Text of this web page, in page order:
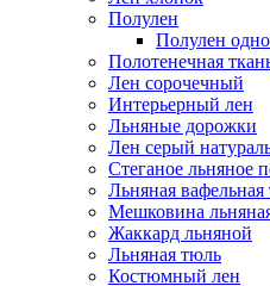
Полулен
Полулен
Полотенечная
Лен сорочечный
Интерьерный лен
Льняные дорожки
Лен серый
Стеганое льняное
Льняная вафельная
Мешковина
Жаккард льняной
Льняная тюль
Костюмный лен